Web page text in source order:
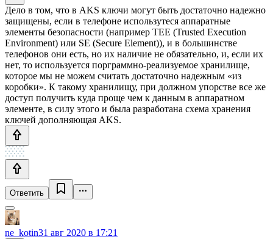
Дело в том, что в AKS ключи могут быть достаточно надежно
защищены, если в телефоне использутеся аппаратные
элементы безопасности (например TEE (Trusted Execution
Environment) или SE (Secure Element)), и в большинстве
телефонов они есть, но их наличие не обязательно, и, если их
нет, то используется порграммно-реализуемое хранилище,
которое мы не можем считать достаточно надежным «из
коробки». К такому хранилищу, при должном упорстве все же
доступ получить куда проще чем к данным в аппаратном
элементе, в силу этого и была разработана схема хранения
ключей дополняющая AKS.
Ответить
ne_kotin31 авг 2020 в 17:21